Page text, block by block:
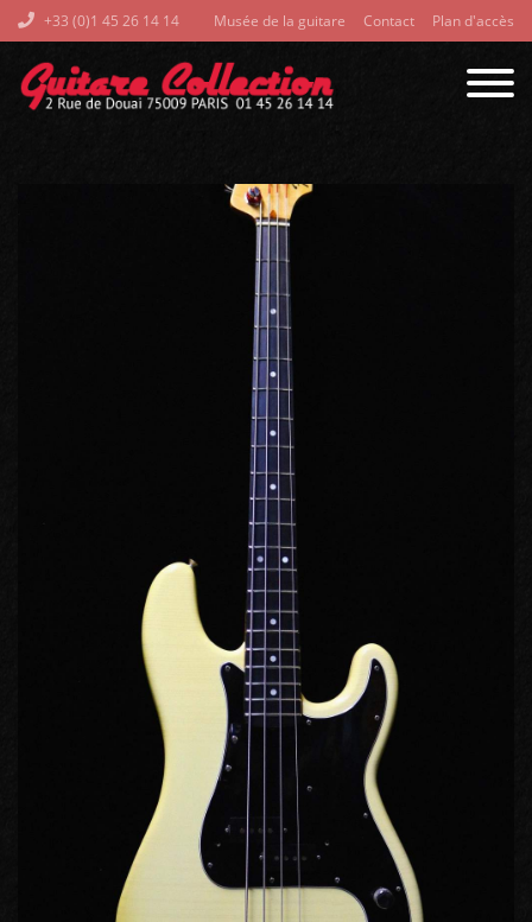
+33 (0)1 45 26 14 14 Musée de la guitare Contact Plan d'accès